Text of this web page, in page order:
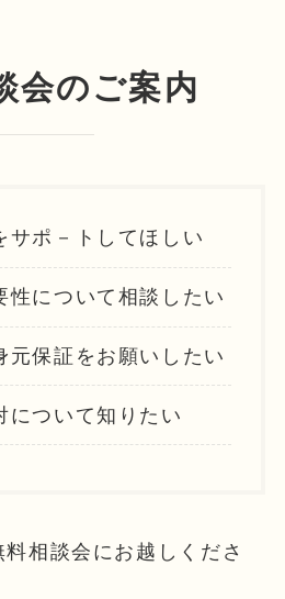
会のご案内
サポ－トしてほしい
性について相談したい
元保証をお願いしたい
について知りたい
相談会にお越しくださ